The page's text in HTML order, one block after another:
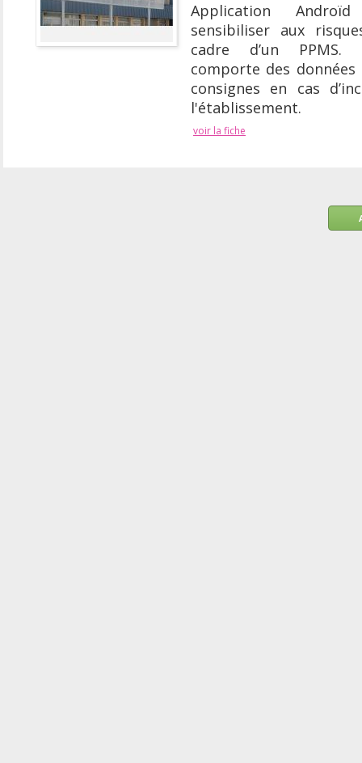
Application
sensibiliser aux
cadre d’un PPMS.
comporte des
consignes en cas
l'établissement.
voir la fiche